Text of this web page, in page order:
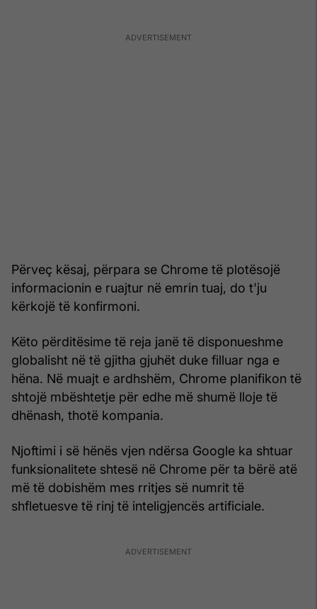
Përveç kësaj, përpara se Chrome të plotësojë
informacionin e ruajtur në emrin tuaj, do t'ju
kërkojë të konfirmoni.
Këto përditësime të reja janë të disponueshme
globalisht në të gjitha gjuhët duke filluar nga e
hëna. Në muajt e ardhshëm, Chrome planifikon të
shtojë mbështetje për edhe më shumë lloje të
dhënash, thotë kompania.
Njoftimi i së hënës vjen ndërsa Google ka shtuar
funksionalitete shtesë në Chrome për ta bërë atë
më të dobishëm mes rritjes së numrit të
shfletuesve të rinj të inteligjencës artificiale.